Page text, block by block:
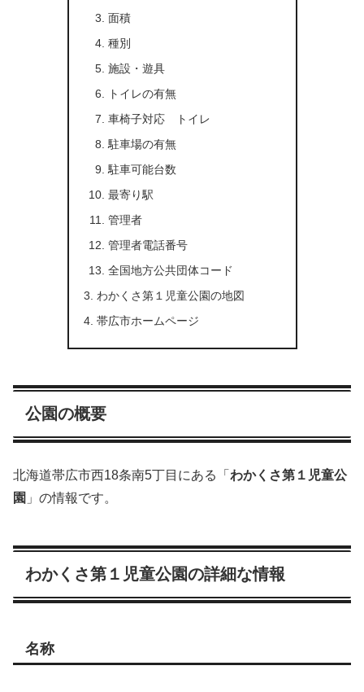
面積
種別
施設・遊具
トイレの有無
車椅子対応 トイレ
駐車場の有無
駐車可能台数
最寄り駅
管理者
管理者電話番号
全国地方公共団体コード
わかくさ第１児童公園の地図
帯広市ホームページ
公園の概要
北海道帯広市西18条南5丁目にある「 わかくさ第１児童公
園 」の情報です。
わかくさ第１児童公園の詳細な情報
名称